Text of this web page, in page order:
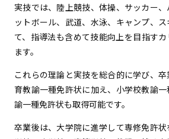
実技では、陸上競技、体操、サッカー
ットボール、武道、水泳、キャンプ、
て、指導法も含めて技能向上を目指す
ます。
これらの理論と実技を総合的に学び、
育教諭一種免許状に加え、小学校教諭
諭一種免許状も取得可能です。
卒業後は、大学院に進学して専修免許